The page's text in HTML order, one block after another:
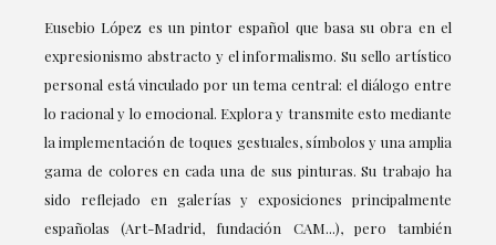
Eusebio López es un pintor español que basa su obra en el
expresionismo abstracto y el informalismo. Su sello artístico
personal está vinculado por un tema central: el diálogo entre
lo racional y lo emocional. Explora y transmite esto mediante
la implementación de toques gestuales, símbolos y una amplia
gama de colores en cada una de sus pinturas. Su trabajo ha
sido reflejado en galerías y exposiciones principalmente
españolas (Art-Madrid, fundación CAM...), pero también